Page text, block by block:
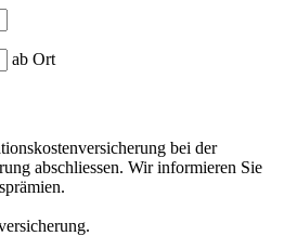
ab Ort
bei der
abschliessen. Wir informieren Sie